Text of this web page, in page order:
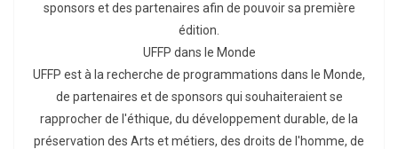
sponsors et des partenaires afin de pouvoir sa première
édition.
UFFP dans le Monde
UFFP est à la recherche de programmations dans le Monde,
de partenaires et de sponsors qui souhaiteraient se
rapprocher de l'éthique, du développement durable, de la
préservation des Arts et métiers, des droits de l'homme, de